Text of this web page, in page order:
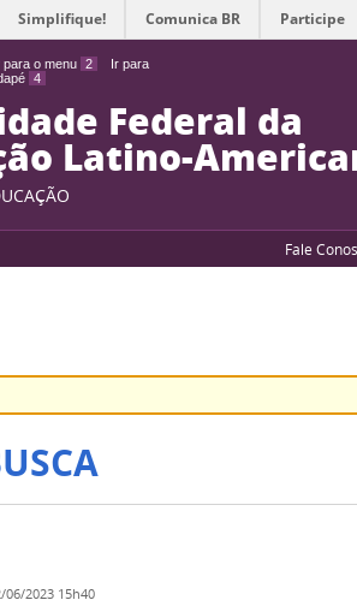
para o menu 2
Ir para
4
Simplifique! Comunica BR Participe
Federal da
Latino-
Fale
06/2023 15h40